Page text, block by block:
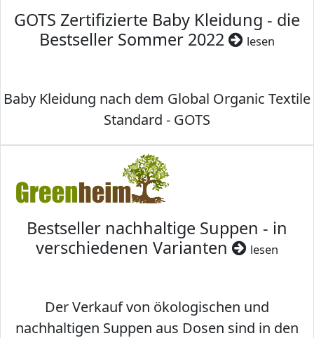
GOTS Zertifizierte Baby Kleidung - die
Bestseller Sommer 2022
lesen
Baby Kleidung nach dem Global Organic Textile
Standard - GOTS
Bestseller nachhaltige Suppen - in
verschiedenen Varianten
lesen
Der Verkauf von ökologischen und
nachhaltigen Suppen aus Dosen sind in den